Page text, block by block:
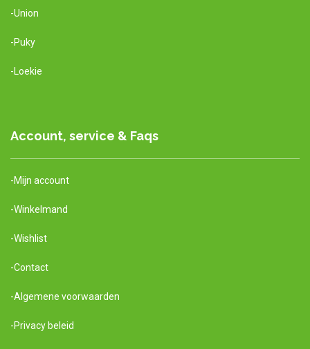
-Union
-Puky
-Loekie
Account, service & Faqs
-Mijn account
-Winkelmand
-Wishlist
-Contact
-Algemene voorwaarden
-Privacy beleid